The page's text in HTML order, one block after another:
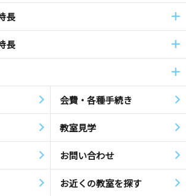
長
長
会費・各種手続き
教室見学
お問い合わせ
お近くの教室を探す